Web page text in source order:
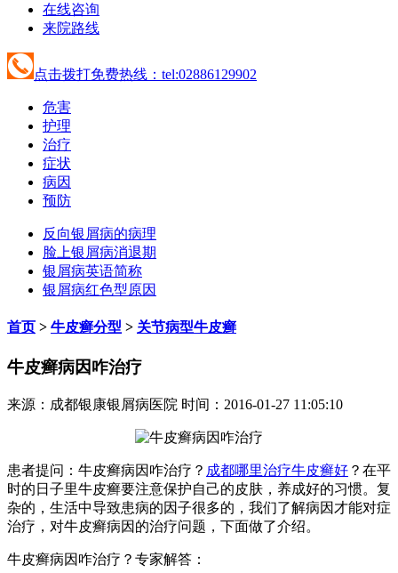
在线咨询
来院路线
点击拨打免费热线：tel:02886129902
危害
护理
治疗
症状
病因
预防
反向银屑病的病理
脸上银屑病消退期
银屑病英语简称
银屑病红色型原因
首页 > 牛皮癣分型 > 关节病型牛皮癣
牛皮癣病因咋治疗
来源：成都银康银屑病医院 时间：2016-01-27 11:05:10
患者提问：牛皮癣病因咋治疗？ 成都哪里治疗牛皮癣好 ？在平
时的日子里牛皮癣要注意保护自己的皮肤，养成好的习惯。复
杂的，生活中导致患病的因子很多的，我们了解病因才能对症
治疗，对牛皮癣病因的治疗问题，下面做了介绍。
牛皮癣病因咋治疗？专家解答：